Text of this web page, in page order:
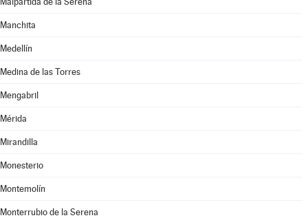
Manchita
Medellín
Medina de las Torres
Mengabril
Mérida
Mirandilla
Monesterio
Montemolín
Monterrubio de la Serena